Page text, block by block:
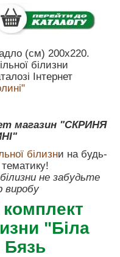
(см) 200х220.
білизни
Інтернет
магазин "СКРИНЯ
білизни на будь-
не забудьте
виробу
"Біла
Бязь